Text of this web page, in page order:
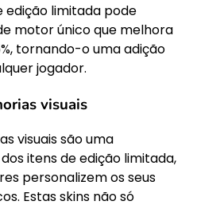
edição limitada pode
motor único que melhora
tornando-o uma adição
jogador.
visuais
visuais são uma
itens de edição limitada,
personalizem os seus
Estas skins não só